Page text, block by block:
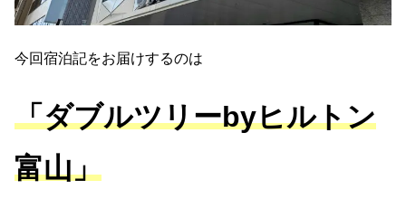
今回宿泊記をお届けするのは
「ダブルツリーbyヒルトン
富山」